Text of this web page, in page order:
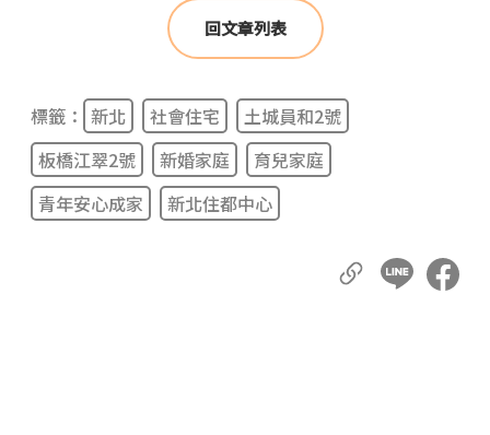
回文章列表
標籤： 新北 社會住宅
土城員和2號
板橋江翠2號
新婚家庭
育兒家庭
青年安心成家
新北住都中心